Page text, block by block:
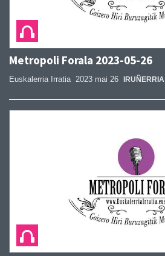
Metropoli Forala 2023-05-26
Euskalerria Irratia 2023 mai 26 IRUÑERRIA